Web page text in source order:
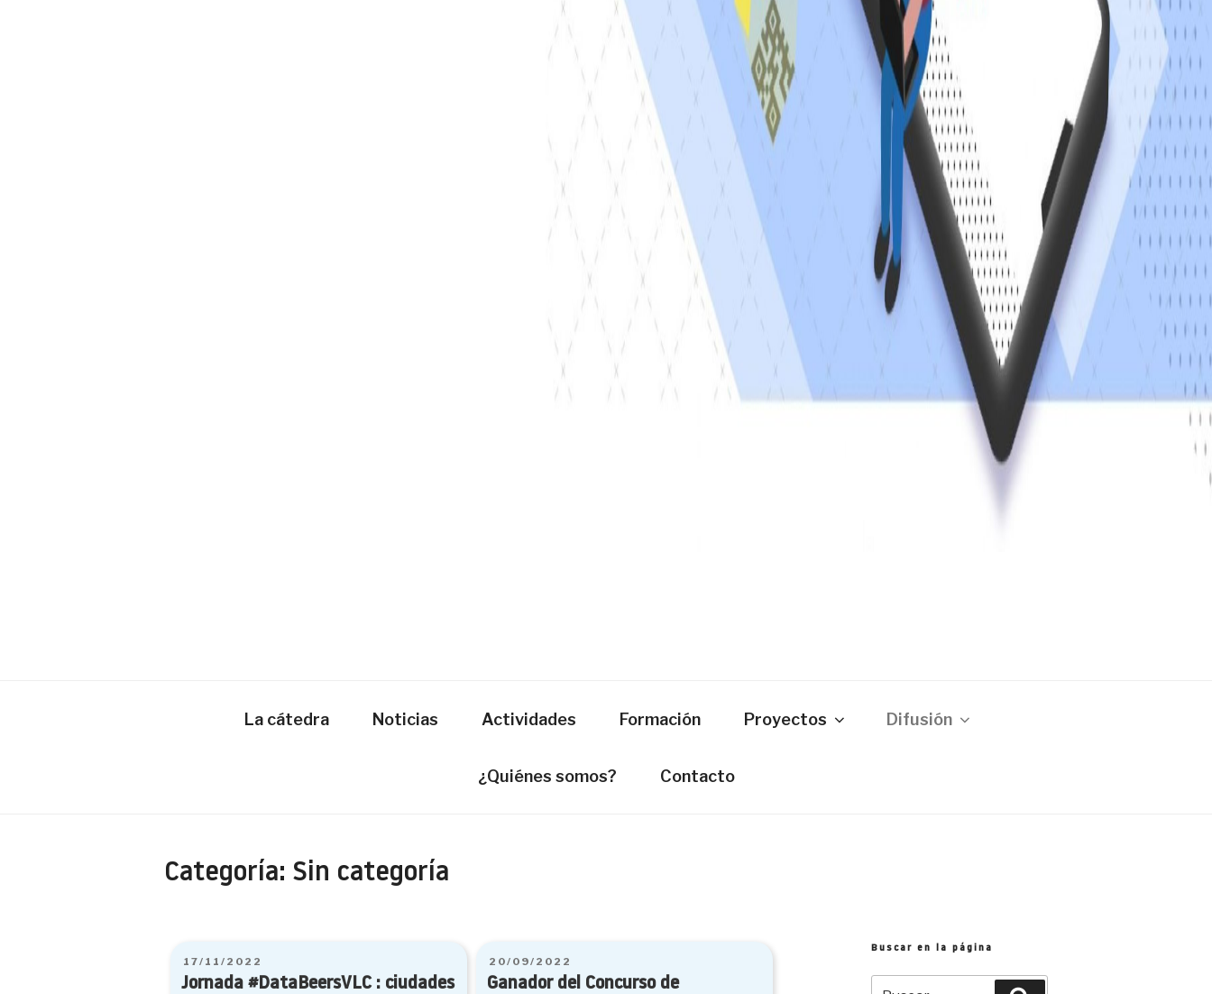
La cátedra Noticias Actividades Formación Proyectos Difusión
¿Quiénes somos? Contacto
Categoría:Sin categoría
PUBLICADO
EL
17/11/2022
Jornada #DataBeersVLC : ciudades
PUBLICADO
EL
20/09/2022
Ganador del Concurso de
Buscar en la página